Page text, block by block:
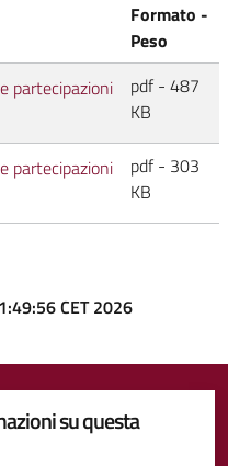
Formato -
Peso
partecipazioni
pdf - 487
KB
partecipazioni
pdf - 303
KB
CET 2026
su questa